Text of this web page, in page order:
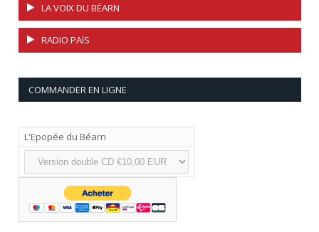
LA VOIX DU BÉARN
RADIO PAíS
COMMANDER EN LIGNE
L'Epopée du Béarn